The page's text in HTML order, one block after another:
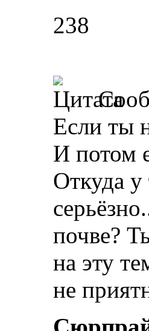
238
Если ты
И потом
Откуда у
почве?
на эту
не